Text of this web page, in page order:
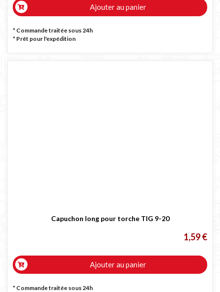
Ajouter au panier
* Commande traitée sous 24h
* Prêt pour l'expédition
Capuchon long pour torche TIG 9-20
1,59 €
Ajouter au panier
* Commande traitée sous 24h